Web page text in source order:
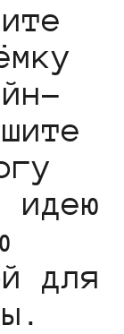
идею
для